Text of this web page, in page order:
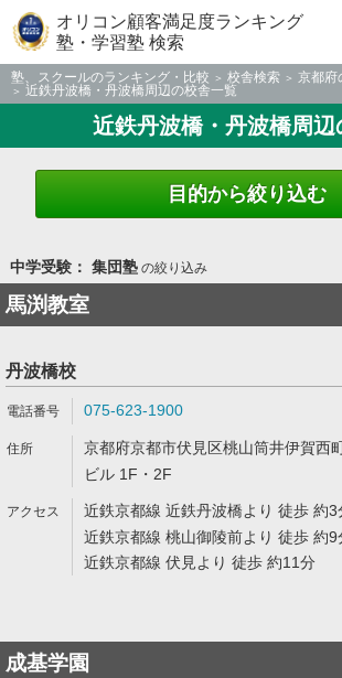
オリコン顧客満足度ランキング
塾・学習塾 検索
塾、スクールのランキング・比較 校舎検索
京都府
近鉄丹波橋・丹波橋周辺の校舎一覧
近鉄丹波橋・丹波橋周辺
目的から絞り込む
中学受験： 集団塾の絞り込み
馬渕教室
丹波橋校
075-623-1900
京都府京都市伏見区桃山筒井伊賀西
ビル 1F・2F
近鉄京都線 近鉄丹波橋より 徒歩 約3
近鉄京都線 桃山御陵前より 徒歩 約9
近鉄京都線 伏見より 徒歩 約11分
成基学園